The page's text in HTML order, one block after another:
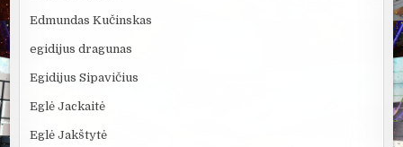
Edmundas Kučinskas
egidijus dragunas
Egidijus Sipavičius
Eglė Jackaitė
Eglė Jakštytė